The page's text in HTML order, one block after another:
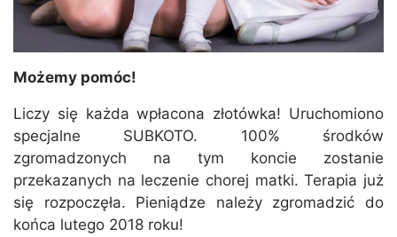
Możemy pomóc!
Liczy się każda wpłacona złotówka! Uruchomiono
specjalne SUBKOTO. 100% środków
zgromadzonych na tym koncie zostanie
przekazanych na leczenie chorej matki. Terapia już
się rozpoczęła. Pieniądze należy zgromadzić do
końca lutego 2018 roku!